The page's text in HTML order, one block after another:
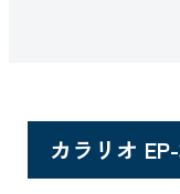
カラリオ